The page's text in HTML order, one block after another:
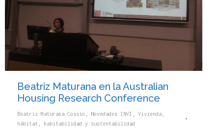
Beatriz Maturana en la Australian
Housing Research Conference
Beatriz Maturana Cossio Novedades INVI
Vivienda,
hábitat, habitabilidad y sustentabilidad